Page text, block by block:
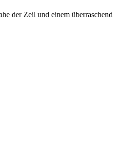
der Zeil und einem überraschend